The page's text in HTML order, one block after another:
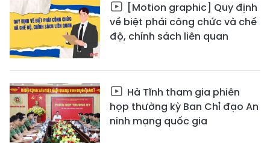
[Motion graphic] Quy định
về biệt phái công chức và chế
độ, chính sách liên quan
Hà Tĩnh tham gia phiên
họp thường kỳ Ban Chỉ đạo An
ninh mạng quốc gia